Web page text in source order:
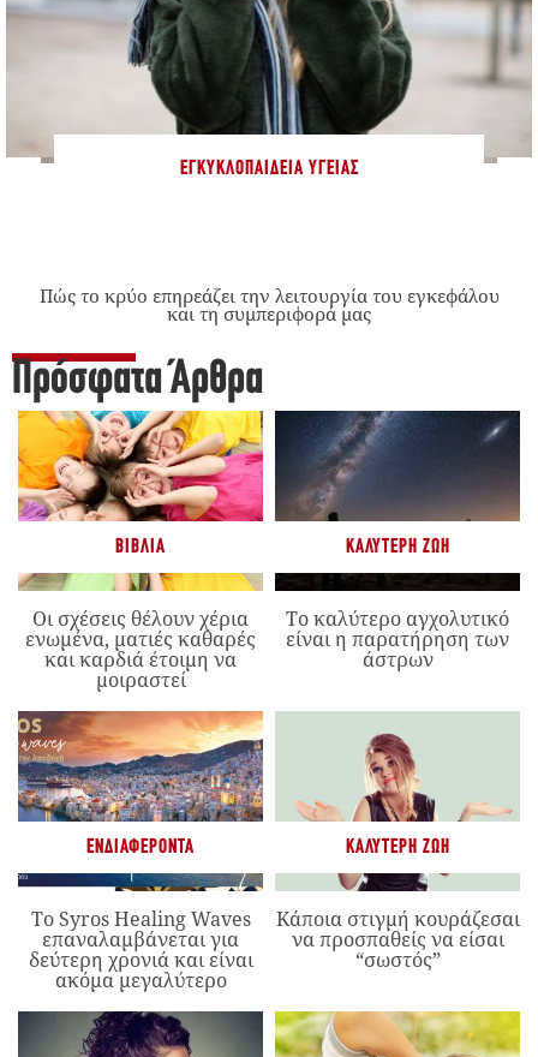
ΕΓΚΥΚΛΟΠΑΊΔΕΙΑ ΥΓΕΊΑΣ
Πώς το κρύο επηρεάζει την λειτουργία του εγκεφάλου
και τη συμπεριφορά μας
Πρόσφατα Άρθρα
ΒΙΒΛΊΑ
Οι σχέσεις θέλουν χέρια
ενωμένα, ματιές καθαρές
και καρδιά έτοιμη να
μοιραστεί
ΚΑΛΎΤΕΡΗ ΖΩΉ
Το καλύτερο αγχολυτικό
είναι η παρατήρηση των
άστρων
ΕΝΔΙΑΦΈΡΟΝΤΑ
Το Syros Healing Waves
επαναλαμβάνεται για
δεύτερη χρονιά και είναι
ακόμα μεγαλύτερο
ΚΑΛΎΤΕΡΗ ΖΩΉ
Κάποια στιγμή κουράζεσαι
να προσπαθείς να είσαι
“σωστός”